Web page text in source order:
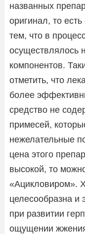
названных
оригинал, то
тем, что в
осуществлялось
компонентов.
отметить, что
более
средство не
примесей,
нежелательные
цена этого
высокой, то
«Ацикловиром».
целесообразна
при развитии
ощущении